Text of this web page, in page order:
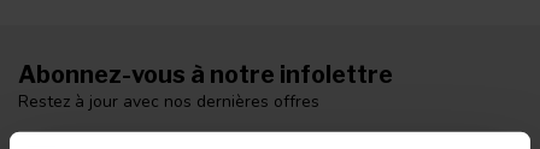
Abonnez-vous à notre infolettre
Restez à jour avec nos dernières offres